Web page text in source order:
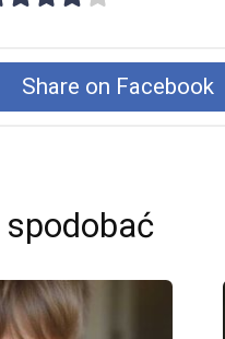
Share on Facebook